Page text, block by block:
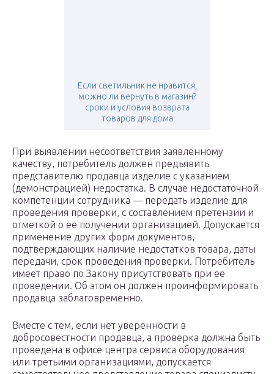
Если светильник не нравится,
можно ли вернуть в магазин?
сроки и условия возврата
товаров для дома
При выявлении несоответствия заявленному
качеству, потребитель должен предъявить
представителю продавца изделие с указанием
(демонстрацией) недостатка. В случае недостаточной
компетенции сотрудника — передать изделие для
проведения проверки, с составлением претензии и
отметкой о ее получении организацией. Допускается
применение других форм документов,
подтверждающих наличие недостатков товара, даты
передачи, срок проведения проверки. Потребитель
имеет право по Закону присутствовать при ее
проведении. Об этом он должен проинформировать
продавца заблаговременно.
Вместе с тем, если нет уверенности в
добросовестности продавца, а проверка должна быть
проведена в офисе центра сервиса оборудования
или третьими организациями, допускается